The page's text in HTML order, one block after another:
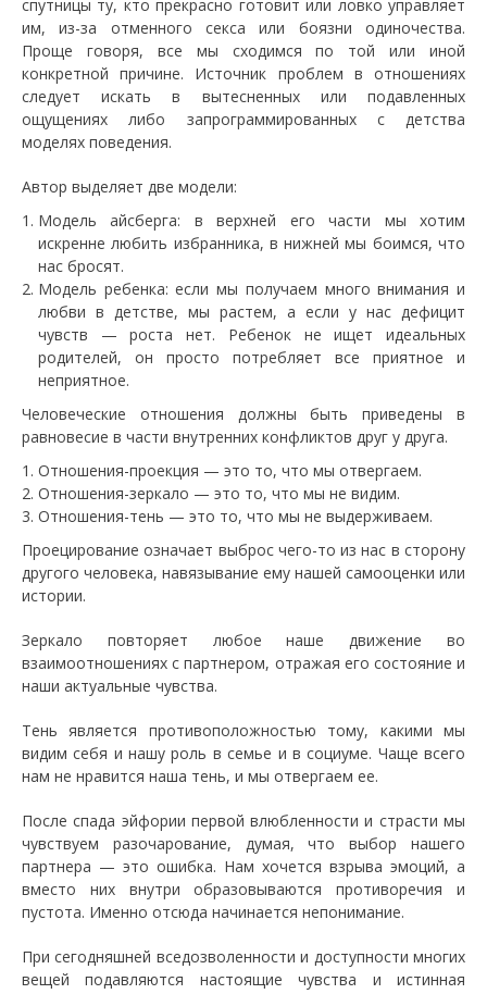
спутницы ту, кто прекрасно готовит или ловко управляет
им, из-за отменного секса или боязни одиночества.
Проще говоря, все мы сходимся по той или иной
конкретной причине. Источник проблем в отношениях
следует искать в вытесненных или подавленных
ощущениях либо запрограммированных с детства
моделях поведения.
Автор выделяет две модели:
Модель айсберга: в верхней его части мы хотим
искренне любить избранника, в нижней мы боимся, что
нас бросят.
Модель ребенка: если мы получаем много внимания и
любви в детстве, мы растем, а если у нас дефицит
чувств — роста нет. Ребенок не ищет идеальных
родителей, он просто потребляет все приятное и
неприятное.
Человеческие отношения должны быть приведены в
равновесие в части внутренних конфликтов друг у друга.
Отношения-проекция — это то, что мы отвергаем.
Отношения-зеркало — это то, что мы не видим.
Отношения-тень — это то, что мы не выдерживаем.
Проецирование означает выброс чего-то из нас в сторону
другого человека, навязывание ему нашей самооценки или
истории.
Зеркало повторяет любое наше движение во
взаимоотношениях с партнером, отражая его состояние и
наши актуальные чувства.
Тень является противоположностью тому, какими мы
видим себя и нашу роль в семье и в социуме. Чаще всего
нам не нравится наша тень, и мы отвергаем ее.
После спада эйфории первой влюбленности и страсти мы
чувствуем разочарование, думая, что выбор нашего
партнера — это ошибка. Нам хочется взрыва эмоций, а
вместо них внутри образовываются противоречия и
пустота. Именно отсюда начинается непонимание.
При сегодняшней вседозволенности и доступности многих
вещей подавляются настоящие чувства и истинная